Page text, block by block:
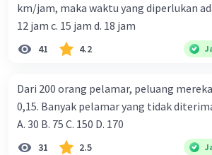
km/jam, maka waktu yang diperlukan adalah ....
12 jam c. 15 jam d. 18 jam
41 4.2
Dari 200 orang pelamar, peluang
0,15. Banyak pelamar yang tidak
A. 30 B. 75 C. 150 D. 170
31 2.5